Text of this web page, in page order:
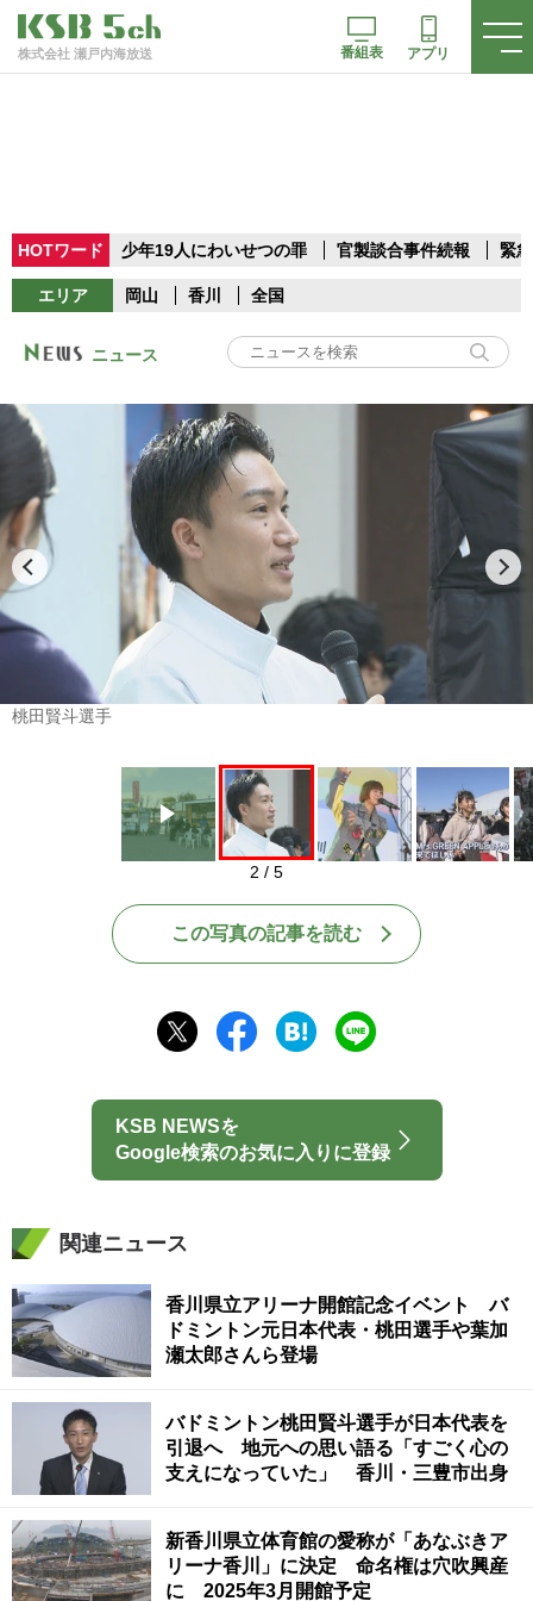
株式会社 瀬戸内海放送 番組表 アプリ
HOTワード 少年19人にわいせつの罪 官製談合事件続報 緊
エリア 岡山 香川 全国
ニュース
Play
桃田賢斗選手
2 / 5
この写真の記事を読む
KSB NEWSを
Google検索のお気に入りに登録
関連ニュース
香川県立アリーナ開館記念イベント バ
ドミントン元日本代表・桃田選手や葉加
瀬太郎さんら登場
バドミントン桃田賢斗選手が日本代表を
引退へ 地元への思い語る「すごく心の
支えになっていた」 香川・三豊市出身
新香川県立体育館の愛称が「あなぶきア
リーナ香川」に決定 命名権は穴吹興産
に 2025年3月開館予定